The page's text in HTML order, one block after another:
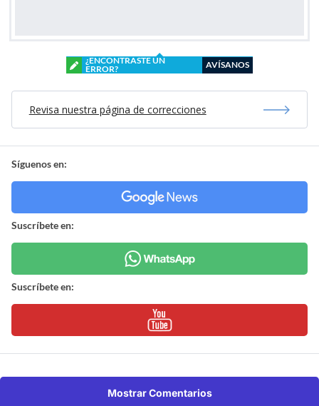
¿ENCONTRASTE UN
ERROR?
AVÍSANOS
Revisa nuestra página de correcciones
Síguenos en:
Suscríbete en:
Suscríbete en:
Mostrar Comentarios